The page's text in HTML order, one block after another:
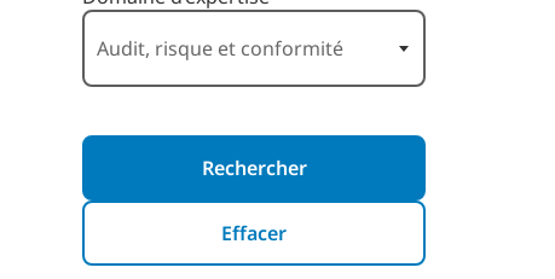
Rechercher
Effacer